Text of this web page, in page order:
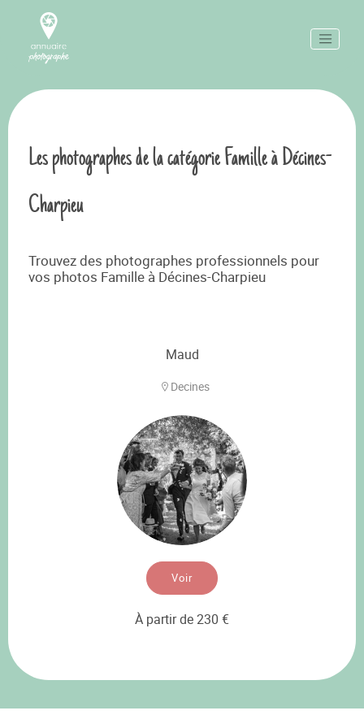
Les photographes de la catégorie Famille à Décines-
Charpieu
Trouvez des photographes professionnels pour
vos photos Famille à Décines-Charpieu
Maud
Decines
Voir
À partir de 230 €